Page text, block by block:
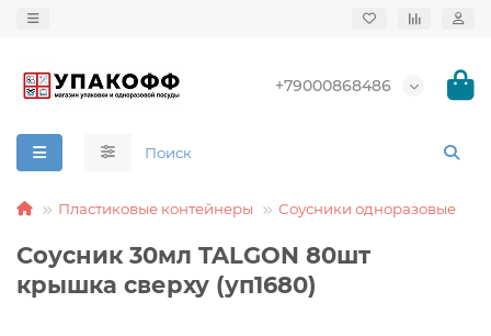
+79000868486
Пластиковые контейнеры Соусники одноразовые
Соусник 30мл TALGON 80шт
крышка сверху (уп1680)